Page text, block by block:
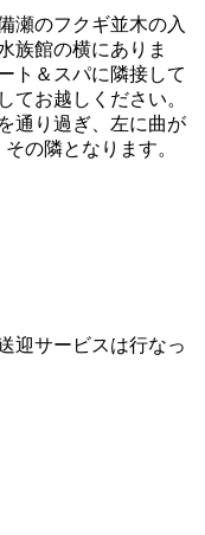
瀬のフクギ並木の入
族館の横にありま
ト＆スパに隣接して
てお越しください。
通り過ぎ、左に曲が
の隣となります。
迎サービスは行なっ